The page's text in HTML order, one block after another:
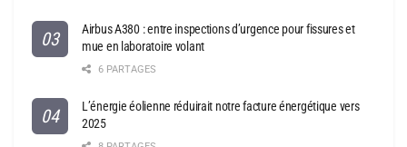
Airbus A380 : entre inspections d’urgence pour fissures et
mue en laboratoire volant
6 PARTAGES
L’énergie éolienne réduirait notre facture énergétique vers
2025